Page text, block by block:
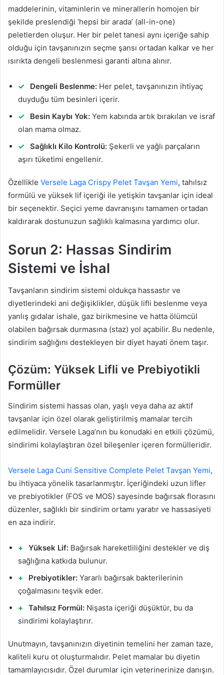
maddelerinin, vitaminlerin ve minerallerin homojen bir
şekilde preslendiği ‘hepsi bir arada’ (all-in-one)
peletlerden oluşur. Her bir pelet tanesi aynı içeriğe sahip
olduğu için tavşanınızın seçme şansı ortadan kalkar ve her
ısırıkta dengeli beslenmesi garanti altına alınır.
Dengeli Beslenme: Her pelet, tavşanınızın ihtiyaç
duyduğu tüm besinleri içerir.
Besin Kaybı Yok: Yem kabında artık bırakılan ve israf
olan mama olmaz.
Sağlıklı Kilo Kontrolü: Şekerli ve yağlı parçaların
aşırı tüketimi engellenir.
Özellikle Versele Laga Crispy Pelet Tavşan Yemi, tahılsız
formülü ve yüksek lif içeriği ile yetişkin tavşanlar için ideal
bir seçenektir. Seçici yeme davranışını tamamen ortadan
kaldırarak dostunuzun sağlıklı kalmasına yardımcı olur.
Sorun 2: Hassas Sindirim
Sistemi ve İshal
Tavşanların sindirim sistemi oldukça hassastır ve
diyetlerindeki ani değişiklikler, düşük lifli beslenme veya
yanlış gıdalar ishale, gaz birikmesine ve hatta ölümcül
olabilen bağırsak durmasına (staz) yol açabilir. Bu nedenle,
sindirim sağlığını destekleyen bir diyet hayati önem taşır.
Çözüm: Yüksek Lifli ve Prebiyotikli
Formüller
Sindirim sistemi hassas olan, yaşlı veya daha az aktif
tavşanlar için özel olarak geliştirilmiş mamalar tercih
edilmelidir. Versele Laga’nın bu konudaki en etkili çözümü,
sindirimi kolaylaştıran özel bileşenler içeren formülleridir.
Versele Laga Cuni Sensitive Complete Pelet Tavşan Yemi,
bu ihtiyaca yönelik tasarlanmıştır. İçeriğindeki uzun lifler
ve prebiyotikler (FOS ve MOS) sayesinde bağırsak florasını
düzenler, sağlıklı bir sindirim ortamı yaratır ve hassasiyeti
en aza indirir.
Yüksek Lif: Bağırsak hareketliliğini destekler ve diş
sağlığına katkıda bulunur.
Prebiyotikler: Yararlı bağırsak bakterilerinin
çoğalmasını teşvik eder.
Tahılsız Formül: Nişasta içeriği düşüktür, bu da
sindirimi kolaylaştırır.
Unutmayın, tavşanınızın diyetinin temelini her zaman taze,
kaliteli kuru ot oluşturmalıdır. Pelet mamalar bu diyetin
tamamlayıcısıdır. Özel durumlar için veterinerinize danışın.